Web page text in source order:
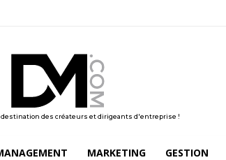
destination des créateurs et dirigeants d'entreprise !
MARKETING GESTION